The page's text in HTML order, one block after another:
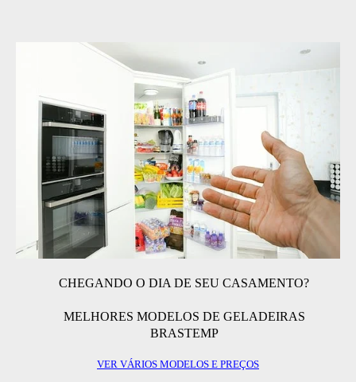
CHEGANDO O DIA DE SEU CASAMENTO?
MELHORES MODELOS DE GELADEIRAS
BRASTEMP
VER VÁRIOS MODELOS E PREÇOS